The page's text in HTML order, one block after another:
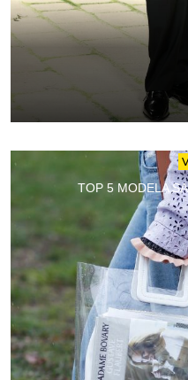
TOP 5 MODELA